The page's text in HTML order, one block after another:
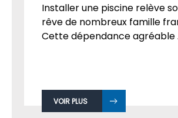
Installer une piscine relève
rêve de nombreux famille
Cette dépendance agréable
VOIR PLUS